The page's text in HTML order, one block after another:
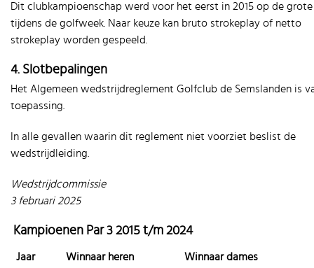
Dit clubkampioenschap werd voor het eerst in 2015 op de
tijdens de golfweek. Naar keuze kan bruto strokeplay of netto
strokeplay worden gespeeld.
4. Slotbepalingen
Het Algemeen wedstrijdreglement Golfclub de Semslanden is
toepassing.
In alle gevallen waarin dit reglement niet voorziet beslist de
wedstrijdleiding.
Wedstrijdcommissie
3 februari 2025
Kampioenen Par 3 2015 t/m 2024
Jaar Winnaar heren Winnaar dames